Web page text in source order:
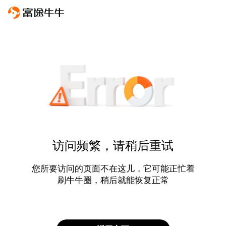
访问频繁，请稍后重试
您所要访问的页面不在这儿，它可能正忙着
刷牛牛圈，稍后就能恢复正常